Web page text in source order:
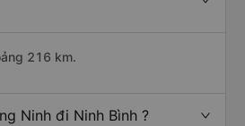
216 km.
Ninh đi Ninh Bình ?